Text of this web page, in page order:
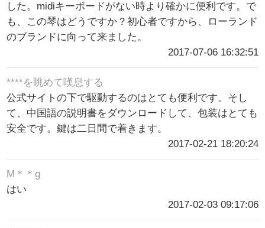
した。midiキーボードがない時より確かに便利です。で
も、この琴はどうですか？初心者ですから、ローランド
のブランドに向って来ました。
2017-07-06 16:32:51
****を眺めて嘆息する
公式サイトの下で駆動するのはとても便利です。そし
て、中国語の説明書をダウンロードして、包装はとても
安全です。鍵は二日間で着きます。
2017-02-21 18:20:24
M＊＊g
はい
2017-02-03 09:17:06